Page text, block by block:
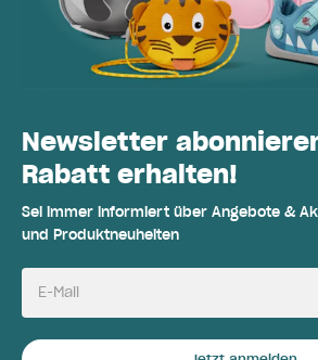
Newsletter
Rabatt erhalten!
Sei immer informiert über Angebote &
und Produktneuheiten
E-Mail